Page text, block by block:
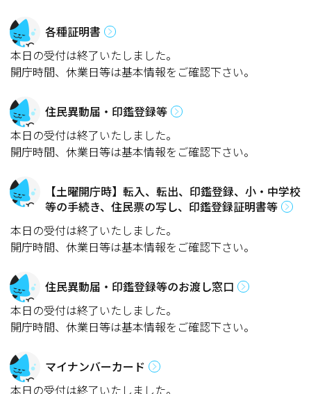
各種証明書
本日の受付は終了いたしました。
開庁時間、休業日等は基本情報をご確認下さい。
住民異動届・印鑑登録等
本日の受付は終了いたしました。
開庁時間、休業日等は基本情報をご確認下さい。
【土曜開庁時】転入、転出、印鑑登録、小・中学校
等の手続き、住民票の写し、印鑑登録証明書等
本日の受付は終了いたしました。
開庁時間、休業日等は基本情報をご確認下さい。
住民異動届・印鑑登録等のお渡し窓口
本日の受付は終了いたしました。
開庁時間、休業日等は基本情報をご確認下さい。
マイナンバーカード
本日の受付は終了いたしました。